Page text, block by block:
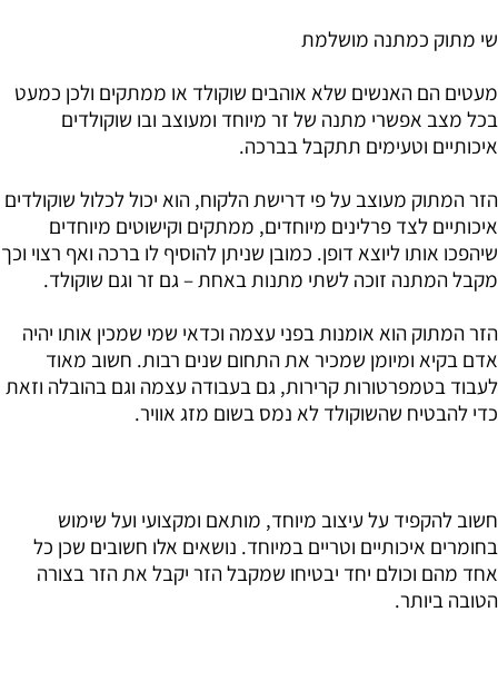
שי מתוק כמתנה מושלמת
מעטים הם האנשים שלא אוהבים שוקולד או ממתקים ולכן כמעט
בכל מצב אפשרי מתנה של זר מיוחד ומעוצב ובו שוקולדים
איכותיים וטעימים תתקבל בברכה.
הזר המתוק מעוצב על פי דרישת הלקוח, הוא יכול לכלול שוקולדים
איכותיים לצד פרלינים מיוחדים, ממתקים וקישוטים מיוחדים
שיהפכו אותו ליוצא דופן. כמובן שניתן להוסיף לו ברכה ואף רצוי וכך
מקבל המתנה זוכה לשתי מתנות באחת – גם זר וגם שוקולד.
הזר המתוק הוא אומנות בפני עצמה וכדאי שמי שמכין אותו יהיה
אדם בקיא ומיומן שמכיר את התחום שנים רבות. חשוב מאוד
לעבוד בטמפרטורות קרירות, גם בעבודה עצמה וגם בהובלה וזאת
כדי להבטיח שהשוקולד לא נמס בשום מזג אוויר.
חשוב להקפיד על עיצוב מיוחד, מותאם ומקצועי ועל שימוש
בחומרים איכותיים וטריים במיוחד. נושאים אלו חשובים שכן כל
אחד מהם וכולם יחד יבטיחו שמקבל הזר יקבל את הזר בצורה
הטובה ביותר.